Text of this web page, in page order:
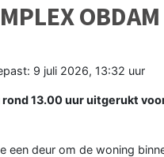
9 juli 2026, 13:32 uur
13.00 uur uitgerukt
een deur om de woning